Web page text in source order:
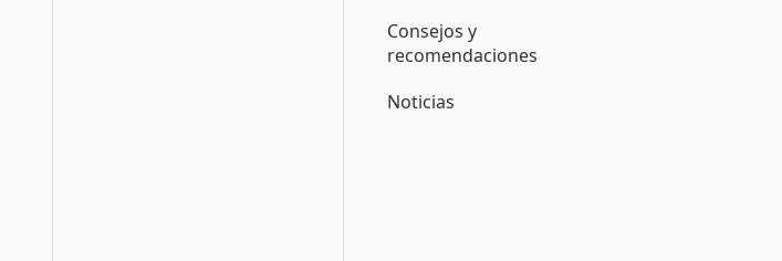
Consejos y
recomendaciones
Noticias